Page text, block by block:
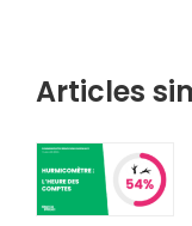
Articles